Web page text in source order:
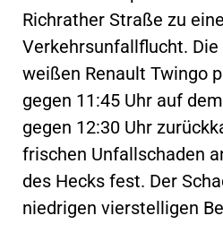
Richrather Straße zu
Verkehrsunfallflucht.
weißen Renault Twingo
gegen 11:45 Uhr auf
gegen 12:30 Uhr
frischen Unfallschaden
des Hecks fest. Der
niedrigen vierstelligen